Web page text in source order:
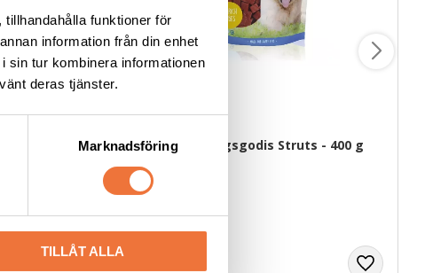
funktioner för
information från din enhet
sin tur kombinera informationen
deras tjänster.
Marknadsföring
TILLÅT ALLA
ca 100 g
ursprung EU
2pets Belöningsgodis Struts - 400 g
Av färska råvaror
199kr